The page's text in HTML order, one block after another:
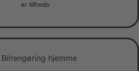
er tilfreds